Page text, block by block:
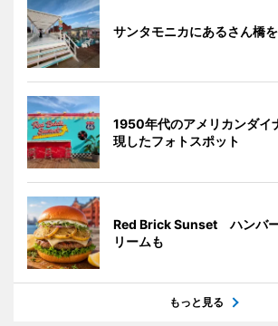
サンタモニカにあるさん橋
1950年代のアメリカンダイ
現したフォトスポット
Red Brick Sunset ハンバ
リームも
もっと見る